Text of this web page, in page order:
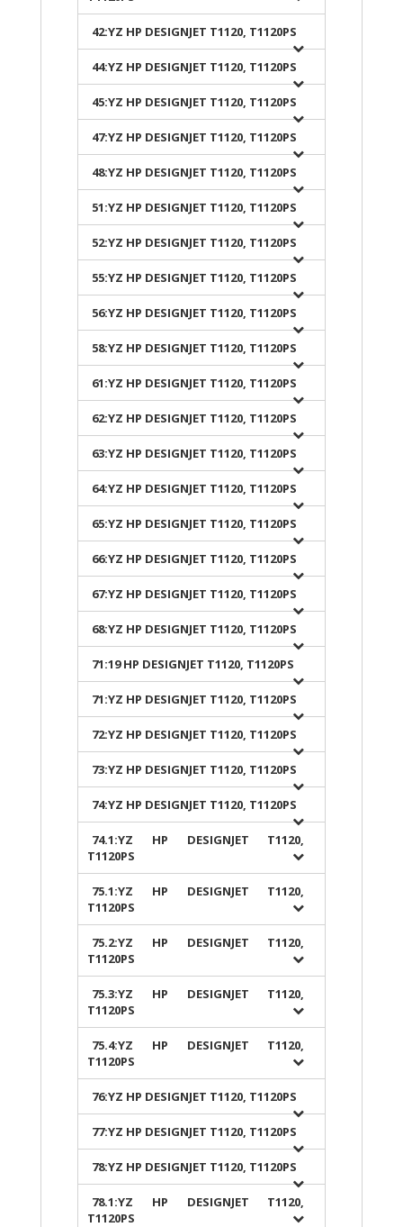
42:YZ HP DESIGNJET T1120, T1120PS
44:YZ HP DESIGNJET T1120, T1120PS
45:YZ HP DESIGNJET T1120, T1120PS
47:YZ HP DESIGNJET T1120, T1120PS
48:YZ HP DESIGNJET T1120, T1120PS
51:YZ HP DESIGNJET T1120, T1120PS
52:YZ HP DESIGNJET T1120, T1120PS
55:YZ HP DESIGNJET T1120, T1120PS
56:YZ HP DESIGNJET T1120, T1120PS
58:YZ HP DESIGNJET T1120, T1120PS
61:YZ HP DESIGNJET T1120, T1120PS
62:YZ HP DESIGNJET T1120, T1120PS
63:YZ HP DESIGNJET T1120, T1120PS
64:YZ HP DESIGNJET T1120, T1120PS
65:YZ HP DESIGNJET T1120, T1120PS
66:YZ HP DESIGNJET T1120, T1120PS
67:YZ HP DESIGNJET T1120, T1120PS
68:YZ HP DESIGNJET T1120, T1120PS
71:19 HP DESIGNJET T1120, T1120PS
71:YZ HP DESIGNJET T1120, T1120PS
72:YZ HP DESIGNJET T1120, T1120PS
73:YZ HP DESIGNJET T1120, T1120PS
74:YZ HP DESIGNJET T1120, T1120PS
74.1:YZ HP DESIGNJET T1120,
T1120PS
75.1:YZ HP DESIGNJET T1120,
T1120PS
75.2:YZ HP DESIGNJET T1120,
T1120PS
75.3:YZ HP DESIGNJET T1120,
T1120PS
75.4:YZ HP DESIGNJET T1120,
T1120PS
76:YZ HP DESIGNJET T1120, T1120PS
77:YZ HP DESIGNJET T1120, T1120PS
78:YZ HP DESIGNJET T1120, T1120PS
78.1:YZ HP DESIGNJET T1120,
T1120PS